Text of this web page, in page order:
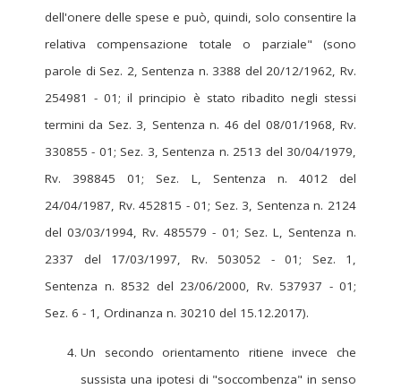
dell'onere delle spese e può, quindi, solo consentire la
relativa compensazione totale o parziale" (sono
parole di Sez. 2, Sentenza n. 3388 del 20/12/1962, Rv.
254981 - 01; il principio è stato ribadito negli stessi
termini da Sez. 3, Sentenza n. 46 del 08/01/1968, Rv.
330855 - 01; Sez. 3, Sentenza n. 2513 del 30/04/1979,
Rv. 398845 01; Sez. L, Sentenza n. 4012 del
24/04/1987, Rv. 452815 - 01; Sez. 3, Sentenza n. 2124
del 03/03/1994, Rv. 485579 - 01; Sez. L, Sentenza n.
2337 del 17/03/1997, Rv. 503052 - 01; Sez. 1,
Sentenza n. 8532 del 23/06/2000, Rv. 537937 - 01;
Sez. 6 - 1, Ordinanza n. 30210 del 15.12.2017).
Un secondo orientamento ritiene invece che
sussista una ipotesi di "soccombenza" in senso